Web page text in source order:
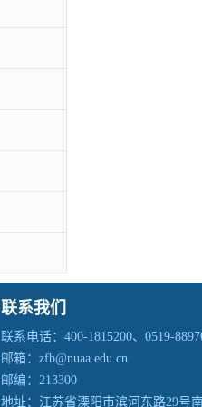
联系我们
联系电话：400-1815200、0519-
邮箱：zfb@nuaa.edu.cn
邮编：213300
地址：江苏省溧阳市滨河东路29号